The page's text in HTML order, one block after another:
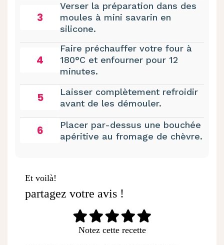
3
Verser la préparation dans des
moules à mini savarin en
silicone.
4
Faire préchauffer votre four à
180°C et enfourner pour 12
minutes.
5
Laisser complètement refroidir
avant de les démouler.
6
Placer par-dessus une bouchée
apéritive au fromage de chèvre.
Et voilà!
partagez votre avis !
Notez cette recette